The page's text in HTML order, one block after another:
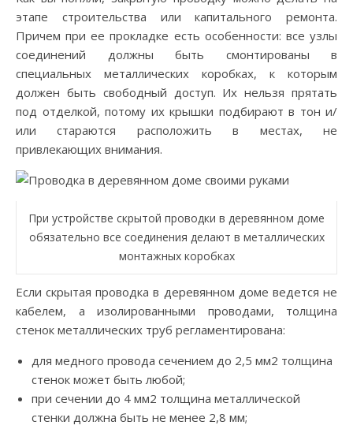
этапе строительства или капитального ремонта.
Причем при ее прокладке есть особенности: все узлы
соединений должны быть смонтированы в
специальных металлических коробках, к которым
должен быть свободный доступ. Их нельзя прятать
под отделкой, потому их крышки подбирают в тон и/
или стараются расположить в местах, не
привлекающих внимания.
При устройстве скрытой проводки в деревянном доме
обязательно все соединения делают в металлических
монтажных коробках
Если скрытая проводка в деревянном доме ведется не
кабелем, а изолированными проводами, толщина
стенок металлических труб регламентирована:
для медного провода сечением до 2,5 мм2 толщина
стенок может быть любой;
при сечении до 4 мм2 толщина металлической
стенки должна быть не менее 2,8 мм;